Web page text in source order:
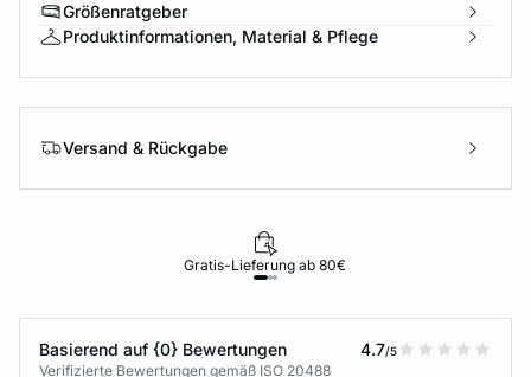
Größenratgeber
Produktinformationen, Material & Pflege
Versand & Rückgabe
Gratis-Lieferung ab 80€
Basierend auf {0} Bewertungen 4.7/5
Verifizierte Bewertungen gemäß ISO 20488